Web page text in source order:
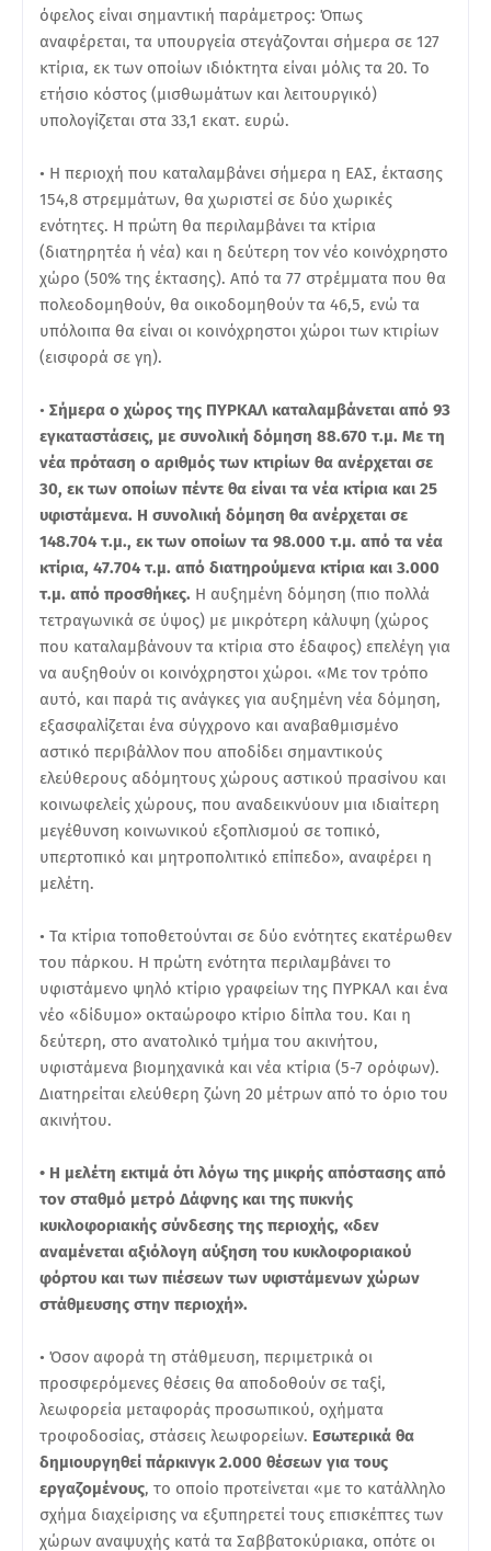
όφελος είναι σημαντική παράμετρος: Όπως
αναφέρεται, τα υπουργεία στεγάζονται σήμερα σε 127
κτίρια, εκ των οποίων ιδιόκτητα είναι μόλις τα 20. Το
ετήσιο κόστος (μισθωμάτων και λειτουργικό)
υπολογίζεται στα 33,1 εκατ. ευρώ.
• Η περιοχή που καταλαμβάνει σήμερα η ΕΑΣ, έκτασης
154,8 στρεμμάτων, θα χωριστεί σε δύο χωρικές
ενότητες. Η πρώτη θα περιλαμβάνει τα κτίρια
(διατηρητέα ή νέα) και η δεύτερη τον νέο κοινόχρηστο
χώρο (50% της έκτασης). Από τα 77 στρέμματα που θα
πολεοδομηθούν, θα οικοδομηθούν τα 46,5, ενώ τα
υπόλοιπα θα είναι οι κοινόχρηστοι χώροι των κτιρίων
(εισφορά σε γη).
• Σήμερα ο χώρος της ΠΥΡΚΑΛ καταλαμβάνεται από 93
εγκαταστάσεις, με συνολική δόμηση 88.670 τ.μ. Με τη
νέα πρόταση ο αριθμός των κτιρίων θα ανέρχεται σε
30, εκ των οποίων πέντε θα είναι τα νέα κτίρια και 25
υφιστάμενα. Η συνολική δόμηση θα ανέρχεται σε
148.704 τ.μ., εκ των οποίων τα 98.000 τ.μ. από τα νέα
κτίρια, 47.704 τ.μ. από διατηρούμενα κτίρια και 3.000
τ.μ. από προσθήκες. Η αυξημένη δόμηση (πιο πολλά
τετραγωνικά σε ύψος) με μικρότερη κάλυψη (χώρος
που καταλαμβάνουν τα κτίρια στο έδαφος) επελέγη για
να αυξηθούν οι κοινόχρηστοι χώροι. «Με τον τρόπο
αυτό, και παρά τις ανάγκες για αυξημένη νέα δόμηση,
εξασφαλίζεται ένα σύγχρονο και αναβαθμισμένο
αστικό περιβάλλον που αποδίδει σημαντικούς
ελεύθερους αδόμητους χώρους αστικού πρασίνου και
κοινωφελείς χώρους, που αναδεικνύουν μια ιδιαίτερη
μεγέθυνση κοινωνικού εξοπλισμού σε τοπικό,
υπερτοπικό και μητροπολιτικό επίπεδο», αναφέρει η
μελέτη.
• Τα κτίρια τοποθετούνται σε δύο ενότητες εκατέρωθεν
του πάρκου. Η πρώτη ενότητα περιλαμβάνει το
υφιστάμενο ψηλό κτίριο γραφείων της ΠΥΡΚΑΛ και ένα
νέο «δίδυμο» οκταώροφο κτίριο δίπλα του. Και η
δεύτερη, στο ανατολικό τμήμα του ακινήτου,
υφιστάμενα βιομηχανικά και νέα κτίρια (5-7 ορόφων).
Διατηρείται ελεύθερη ζώνη 20 μέτρων από το όριο του
ακινήτου.
• Η μελέτη εκτιμά ότι λόγω της μικρής απόστασης από
τον σταθμό μετρό Δάφνης και της πυκνής
κυκλοφοριακής σύνδεσης της περιοχής, «δεν
αναμένεται αξιόλογη αύξηση του κυκλοφοριακού
φόρτου και των πιέσεων των υφιστάμενων χώρων
στάθμευσης στην περιοχή».
• Όσον αφορά τη στάθμευση, περιμετρικά οι
προσφερόμενες θέσεις θα αποδοθούν σε ταξί,
λεωφορεία μεταφοράς προσωπικού, οχήματα
τροφοδοσίας, στάσεις λεωφορείων. Εσωτερικά θα
δημιουργηθεί πάρκινγκ 2.000 θέσεων για τους
εργαζομένους, το οποίο προτείνεται «με το κατάλληλο
σχήμα διαχείρισης να εξυπηρετεί τους επισκέπτες των
χώρων αναψυχής κατά τα Σαββατοκύριακα, οπότε οι